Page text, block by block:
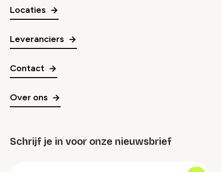
Locaties
Leveranciers
Contact
Over ons
Schrijf je in voor onze nieuwsbrief